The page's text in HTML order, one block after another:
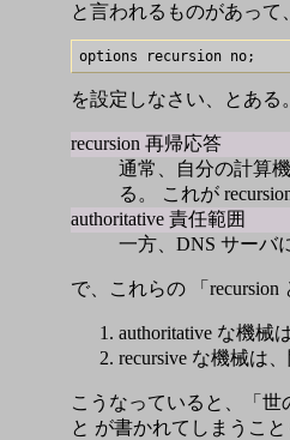
と言われるものがあって
を設定しなさい、とある
recursion 再帰応答
通常、自分の計算
る。 これが
authoritative 責任範囲
一方、DNS サーバ
で、これらの 「
authoritative な機械
recursive な機械は
こうなっていると、「
と が書かれてしまうこ